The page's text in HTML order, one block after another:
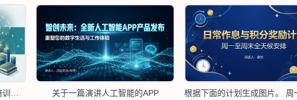
生成一份中小学拔尖创新人才培训的PPT 关于一篇演讲人工智能的APP